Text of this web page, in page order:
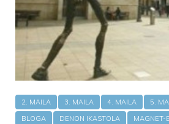
2. MAILA 3. MAILA 4. MAILA 5.
BLOGA
DENON IKASTOLA MAGNET-